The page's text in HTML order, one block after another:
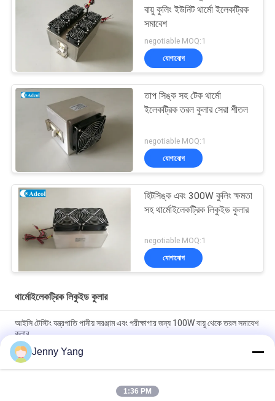
বায়ু কুলিং ইউনিট থার্মো ইলেকট্রিক
সমাবেশ
negotiable MOQ:1
যোগাযোগ
তাপ সিঙ্ক সহ টেক থার্মো
ইলেকট্রিক তরল কুলার সেরা শীতল
negotiable MOQ:1
যোগাযোগ
হিটসিঙ্ক এবং 300W কুলিং ক্ষমতা
সহ থার্মোইলেকট্রিক লিকুইড কুলার
negotiable MOQ:1
যোগাযোগ
থার্মোইলেকট্রিক লিকুইড কুলার
আইসি টেস্টিং যন্ত্রপাতি পানীয় সরঞ্জাম এবং পরীক্ষাগার জন্য 100W বায়ু থেকে তরল সমাবেশ
কুলার
গবেষণাগার সেটিংসে তাপ অপচয়ের জন্য উচ্চ ঘনত্বের হিট সিঙ্ক এবং নামযুক্ত ফ্যান সহ
কমপ্যাক্ট থার্মোইলেকট্রিক লিকুইড কুলার
ইন্ডাস্ট্রিয়াল এবং মেডিকেল লেজারের জন্য 190W উচ্চ-পারফরম্যান্স থার্মো ইলেকট্রিক তরল
Jenny Yang
1:36 PM